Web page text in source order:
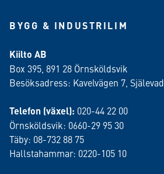
BYGG & INDUSTRILIM
Kiilto AB
Box 395, 891 28 Örnsköldsvik
Besöksadress: Kavelvägen 7, Själevad
Telefon (växel): 020-44 22 00
Örnsköldsvik: 0660-29 95 30
Täby: 08-732 88 75
Hallstahammar: 0220-105 10